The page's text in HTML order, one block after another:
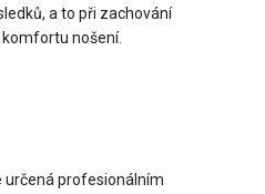
a to při zachování
nošení.
určená profesionálním